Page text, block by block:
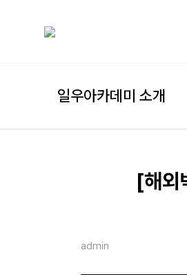
일우아카데미 소개
[해외
admin